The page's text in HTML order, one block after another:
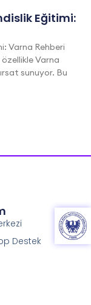
Eğitimi:
Varna Rehberi
Varna
sunuyor. Bu
Destek